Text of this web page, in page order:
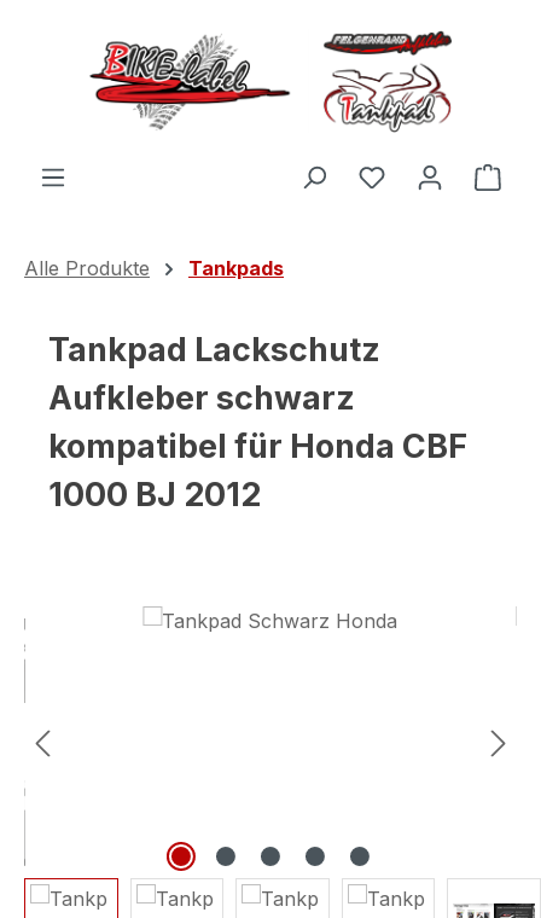
Zum Hauptinhalt springen
Du hast 0
Alle Produkte Tankpads
Tankpad Lackschutz
Aufkleber schwarz
kompatibel für Honda CBF
1000 BJ 2012
Bildergalerie überspringen